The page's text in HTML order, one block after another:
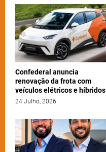
Confederal anuncia
renovação da frota com
veículos elétricos e híbridos
24 Julho, 2026